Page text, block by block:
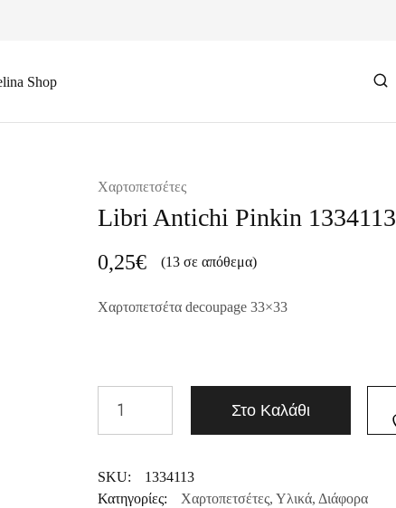
Χαρτοπετσέτες
Libri Antichi Pinkin 1334113
0,25€ (13 σε απόθεμα)
Χαρτοπετσέτα decoupage 33×33
Στο Καλάθι
SKU:
1334113
Κατηγορίες:
Χαρτοπετσέτες, Υλικά, Διάφορα